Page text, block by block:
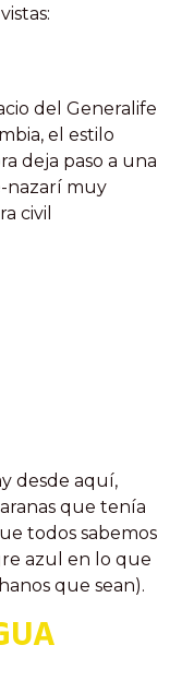
del Generalife
el estilo
deja paso a una
nazarí muy
civil
desde aquí,
que tenía
todos sabemos
azul en lo que
que sean).